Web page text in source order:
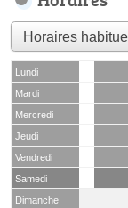
Lundi
Mardi
Mercredi
Jeudi
Vendredi
Samedi
Dimanche